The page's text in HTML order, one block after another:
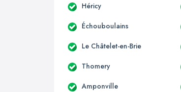
Héricy
Échouboulains
Le Châtelet-en-Brie
Thomery
Amponville